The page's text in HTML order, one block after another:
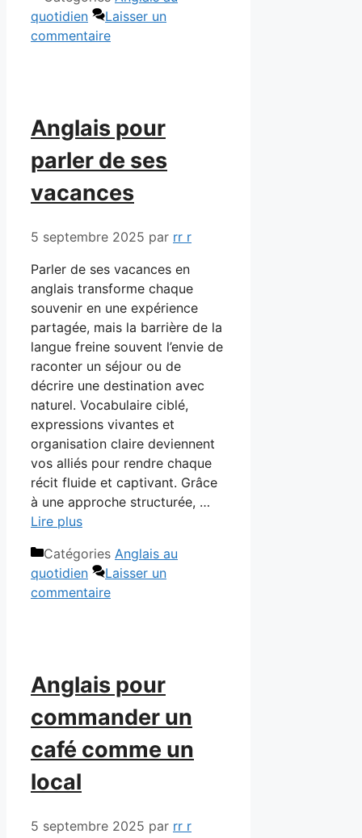
quotidien
Laisser un
commentaire
Anglais pour
parler de ses
vacances
5 septembre 2025 par rr r
Parler de ses vacances en
anglais transforme chaque
souvenir en une expérience
partagée, mais la barrière de la
langue freine souvent l’envie de
raconter un séjour ou de
décrire une destination avec
naturel. Vocabulaire ciblé,
expressions vivantes et
organisation claire deviennent
vos alliés pour rendre chaque
récit fluide et captivant. Grâce
à une approche structurée, …
Lire plus
Catégories Anglais au
quotidien
Laisser un
commentaire
Anglais pour
commander un
café comme un
local
5 septembre 2025 par rr r